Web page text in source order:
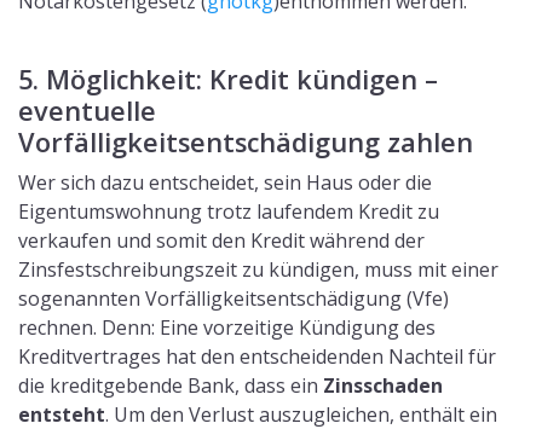
5. Möglichkeit: Kredit kündigen –
eventuelle
Vorfälligkeitsentschädigung zahlen
Wer sich dazu entscheidet, sein Haus oder die
Eigentumswohnung trotz laufendem Kredit zu
verkaufen und somit den Kredit während der
Zinsfestschreibungszeit zu kündigen, muss mit einer
sogenannten Vorfälligkeitsentschädigung (Vfe)
rechnen. Denn: Eine vorzeitige Kündigung des
Kreditvertrages hat den entscheidenden Nachteil für
die kreditgebende Bank, dass ein Zinsschaden
entsteht. Um den Verlust auszugleichen, enthält ein